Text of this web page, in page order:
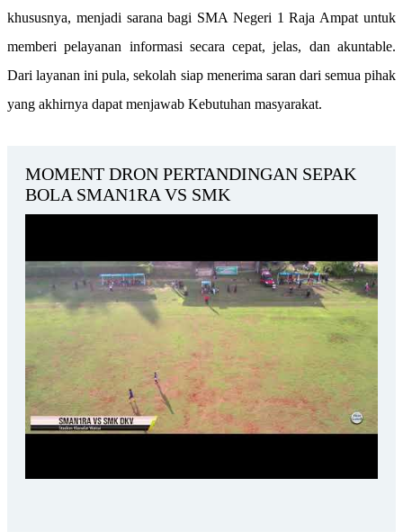
khususnya, menjadi sarana bagi SMA Negeri 1 Raja Ampat untuk
memberi pelayanan informasi secara cepat, jelas, dan akuntable.
Dari layanan ini pula, sekolah siap menerima saran dari semua pihak
yang akhirnya dapat menjawab Kebutuhan masyarakat.
MOMENT DRON PERTANDINGAN SEPAK
BOLA SMAN1RA VS SMK